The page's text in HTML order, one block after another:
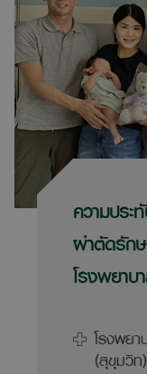
มะนาวจะ
สำเร็จ จากการหาข้อมูลการช่วยลดน้ำ
หนักโดยใ
ค้นพบหัต
และได้รั
บอลลูนใ
คือเป็นรูป
Balloon
ความประ
ผ่าตัดรักษ
โรงพยาบ
โรงพยา
(สุขุมวิท)